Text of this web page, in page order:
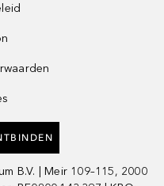
B.V. | Meir 109–115, 2000